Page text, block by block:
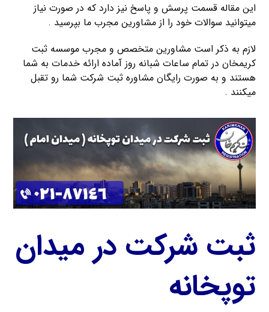
این مقاله قسمت پرسش و پاسخ نیز دارد که در صورت نیاز
میتوانید سوالات خود را از مشاورین مجرب ما بپرسید .
لازم به ذکر است مشاورین متخصص و مجرب موسسه ثبت
کریمخان در تمام ساعات شبانه روز آماده ارائه خدمات به شما
هستند و به صورت رایگان مشاوره ثبت شرکت شما رو تقبل
میکنند .
ثبت شرکت در میدان
توپخانه